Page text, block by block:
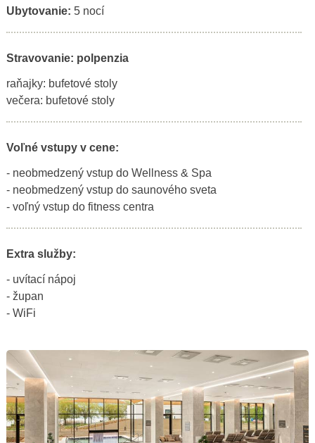
Ubytovanie: 5 nocí
Stravovanie: polpenzia
raňajky: bufetové stoly
večera: bufetové stoly
Voľné vstupy v cene:
- neobmedzený vstup do Wellness & Spa
- neobmedzený vstup do saunového sveta
- voľný vstup do fitness centra
Extra služby:
- uvítací nápoj
- župan
- WiFi